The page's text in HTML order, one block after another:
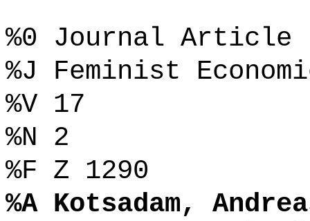
%0 Journal Article
%J Feminist
%V 17
%N 2
%F Z 1290
%A Kotsadam,